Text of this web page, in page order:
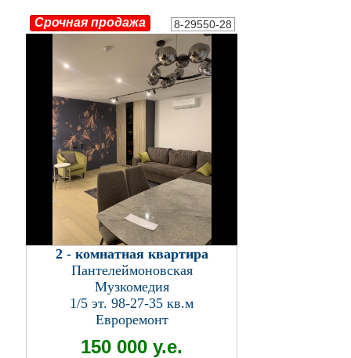
Срочная продажа 8-29550-28
2 - комнатная квартира
Пантелеймоновская
Музкомедия
1/5 эт. 98-27-35 кв.м
Евроремонт
150 000 у.е.